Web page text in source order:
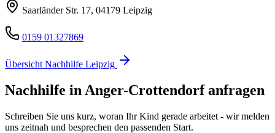
Saarländer Str. 17, 04179 Leipzig
0159 01327869
Übersicht Nachhilfe Leipzig
Nachhilfe in Anger-Crottendorfanfragen
Schreiben Sie uns kurz, woran Ihr Kind gerade arbeitet - wir melden
uns zeitnah und besprechen den passenden Start.